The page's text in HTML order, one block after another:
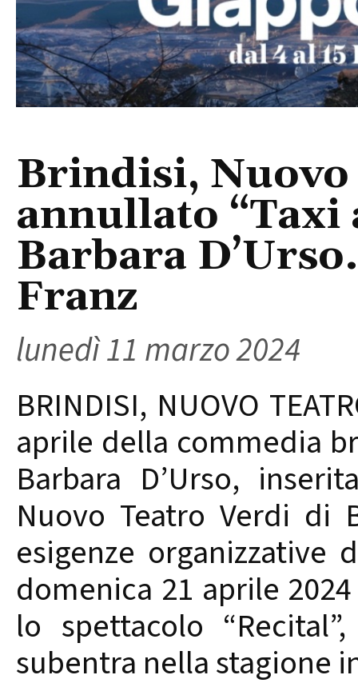
Brindisi,
annullato “Taxi
Barbara
Franz
lunedì 11 marzo 2024
BRINDISI, NUOVO
aprile della commedia
Barbara D’Urso,
Nuovo Teatro Verdi di
esigenze organizzative
domenica 21 aprile
lo spettacolo
subentra nella stagione